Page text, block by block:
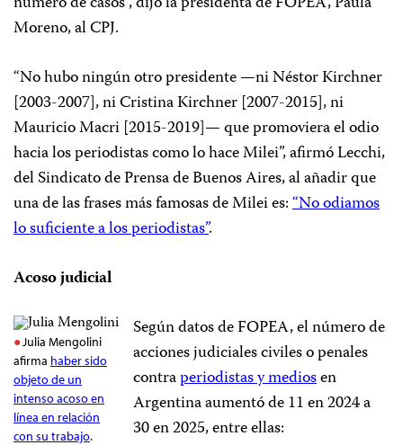
Moreno, al CPJ.
“No hubo ningún otro presidente —ni Néstor Kirchner
[2003-2007], ni Cristina Kirchner [2007-2015], ni
Mauricio Macri [2015-2019]— que promoviera el odio
hacia los periodistas como lo hace Milei”, afirmó Lecchi,
del Sindicato de Prensa de Buenos Aires, al añadir que
una de las frases más famosas de Milei es:“No odiamos
lo suficiente a los periodistas”.
Acoso judicial
Julia Mengolini
afirma haber sido
objeto de un
intenso acoso en
línea en relación
con su trabajo.
Según datos de FOPEA, el número de
acciones judiciales civiles o penales
contraperiodistas y mediosen
Argentina aumentó de 11 en 2024 a
30 en 2025, entre ellas: